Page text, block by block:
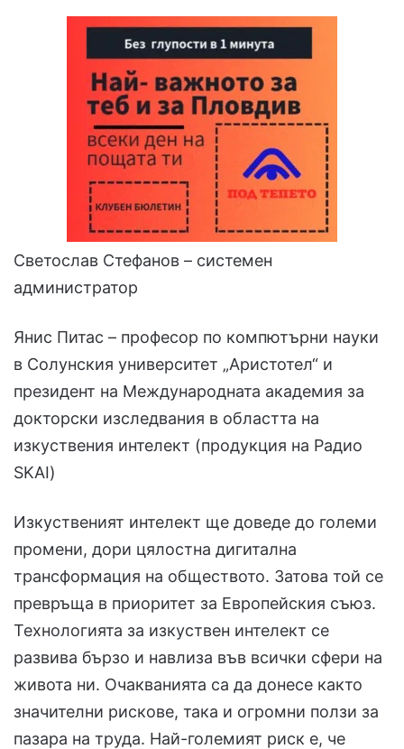
Светослав Стефанов – системен
администратор
Янис Питас – професор по компютърни науки
в Солунския университет „Аристотел“ и
президент на Международната академия за
докторски изследвания в областта на
изкуствения интелект (продукция на Радио
SKAI)
Изкуственият интелект ще доведе до големи
промени, дори цялостна дигитална
трансформация на обществото. Затова той се
превръща в приоритет за Европейския съюз.
Технологията за изкуствен интелект се
развива бързо и навлиза във всички сфери на
живота ни. Очакванията са да донесе както
значителни рискове, така и огромни ползи за
пазара на труда. Най-големият риск е, че